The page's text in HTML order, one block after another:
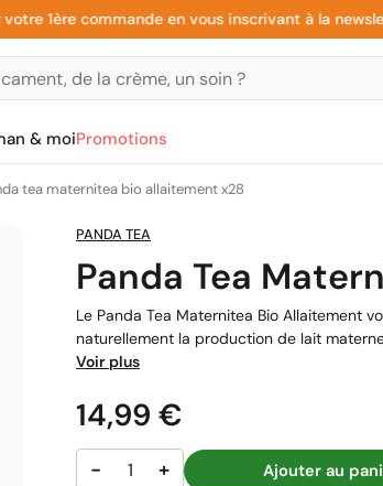
1ère commande en vous inscrivant à la newsletter
& moiPromotions
tea maternitea bio allaitement x28
PANDA TEA
Panda Tea
Le Panda Tea Maternitea Bio Allaitement
naturellement la production de lait
Voir plus
Prix
14,99 €
− + Ajouter au